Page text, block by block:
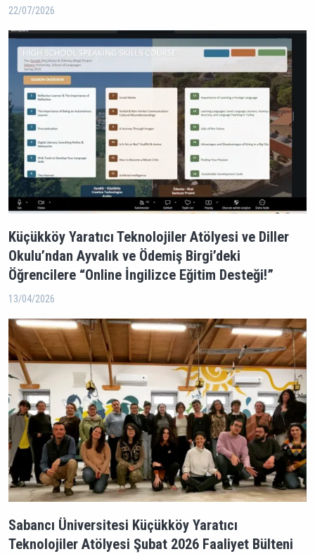
22/07/2026
Küçükköy Yaratıcı Teknolojiler Atölyesi ve Diller
Okulu’ndan Ayvalık ve Ödemiş Birgi’deki
Öğrencilere “Online İngilizce Eğitim Desteği!”
13/04/2026
Sabancı Üniversitesi Küçükköy Yaratıcı
Teknolojiler Atölyesi Şubat 2026 Faaliyet Bülteni